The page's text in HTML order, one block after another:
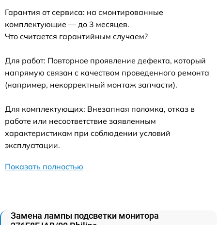
Гарантия от сервиса: на смонтированные
комплектующие — до 3 месяцев.
Что считается гарантийным случаем?
Для работ: Повторное проявление дефекта, который
напрямую связан с качеством проведенного ремонта
(например, некорректный монтаж запчасти).
Для комплектующих: Внезапная поломка, отказ в
работе или несоответствие заявленным
характеристикам при соблюдении условий
эксплуатации.
Показать полностью
Замена лампы подсветки монитора